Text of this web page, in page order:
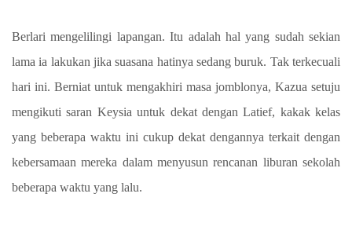
Berlari mengelilingi lapangan. Itu adalah hal yang sudah sekian
lama ia lakukan jika suasana hatinya sedang buruk. Tak terkecuali
hari ini. Berniat untuk mengakhiri masa jomblonya, Kazua setuju
mengikuti saran Keysia untuk dekat dengan Latief, kakak kelas
yang beberapa waktu ini cukup dekat dengannya terkait dengan
kebersamaan mereka dalam menyusun rencanan liburan sekolah
beberapa waktu yang lalu.